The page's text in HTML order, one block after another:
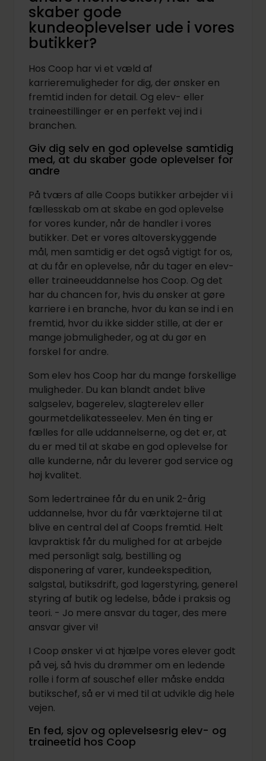
skaber gode
kundeoplevelser ude i vores
butikker?
Hos Coop har vi et væld af
karrieremuligheder for dig, der ønsker en
fremtid inden for detail. Og elev- eller
traineestillinger er en perfekt vej ind i
branchen.
Giv dig selv en god oplevelse samtidig
med, at du skaber gode oplevelser for
andre
På tværs af alle Coops butikker arbejder vi i
fællesskab om at skabe en god oplevelse
for vores kunder, når de handler i vores
butikker. Det er vores altoverskyggende
mål, men samtidig er det også vigtigt for os,
at du får en oplevelse, når du tager en elev-
eller traineeuddannelse hos Coop. Og det
har du chancen for, hvis du ønsker at gøre
karriere i en branche, hvor du kan se ind i en
fremtid, hvor du ikke sidder stille, at der er
mange jobmuligheder, og at du gør en
forskel for andre.
Som elev hos Coop har du mange forskellige
muligheder. Du kan blandt andet blive
salgselev, bagerelev, slagterelev eller
gourmetdelikatesseelev. Men én ting er
fælles for alle uddannelserne, og det er, at
du er med til at skabe en god oplevelse for
alle kunderne, når du leverer god service og
høj kvalitet.
Som ledertrainee får du en unik 2-årig
uddannelse, hvor du får værktøjerne til at
blive en central del af Coops fremtid. Helt
lavpraktisk får du mulighed for at arbejde
med personligt salg, bestilling og
disponering af varer, kundeekspedition,
salgstal, butiksdrift, god lagerstyring, generel
styring af butik og ledelse, både i praksis og
teori. - Jo mere ansvar du tager, des mere
ansvar giver vi!
I Coop ønsker vi at hjælpe vores elever godt
på vej, så hvis du drømmer om en ledende
rolle i form af souschef eller måske endda
butikschef, så er vi med til at udvikle dig hele
vejen.
En fed, sjov og oplevelsesrig elev- og
traineetid hos Coop